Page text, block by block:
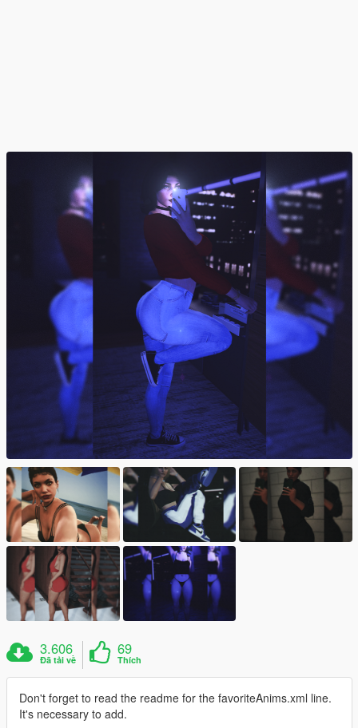
3.606
Đã tải về
69
Thích
Don't forget to read the readme for the favoriteAnims.xml line.
It's necessary to add.